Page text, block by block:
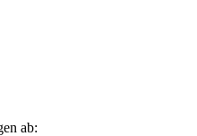
ab: